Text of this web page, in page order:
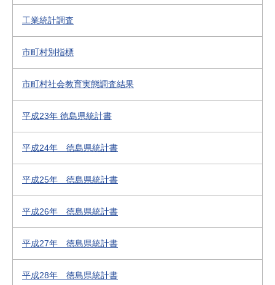
工業統計調査
市町村別指標
市町村社会教育実態調査結果
平成23年 徳島県統計書
平成24年 徳島県統計書
平成25年 徳島県統計書
平成26年 徳島県統計書
平成27年 徳島県統計書
平成28年 徳島県統計書